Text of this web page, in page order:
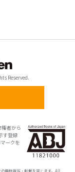
Reserved.
者から
す登録
ークを
無断複写・転載を禁じます。All